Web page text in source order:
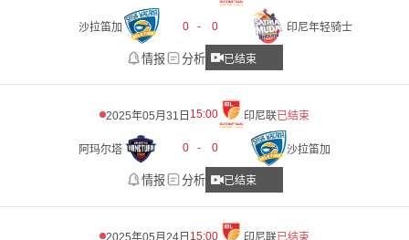
沙拉笛加 0 - 0 印尼年轻骑士
情报 分析 已结束
2025年05月31日 15:00 印尼联已结束
阿玛尔塔 0 - 0 沙拉笛加
情报 分析 已结束
15:00